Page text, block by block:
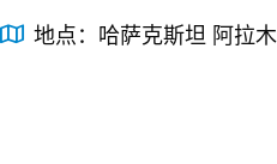
地点： 哈萨克斯坦 阿拉